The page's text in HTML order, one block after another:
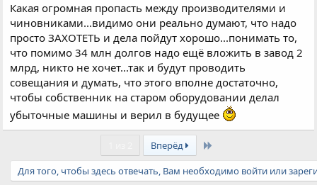
Какая огромная пропасть между производителями и
чиновниками...видимо они реально думают, что надо
просто ЗАХОТЕТЬ и дела пойдут хорошо...понимать то,
что помимо 34 млн долгов надо ещё вложить в завод 2
млрд, никто не хочет...так и будут проводить
совещания и думать, что этого вполне достаточно,
чтобы собственник на старом оборудовании делал
убыточные машины и верил в будущее
Вперёд Last
Для того, чтобы здесь отвечать, Вам необходимо войти или